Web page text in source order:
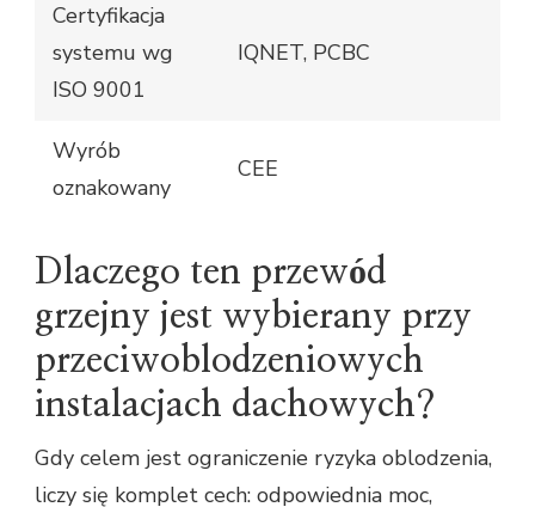
Certyfikacja
systemu wg
ISO 9001
IQNET, PCBC
Wyrób
oznakowany
CEE
Dlaczego ten przewód
grzejny jest wybierany przy
przeciwoblodzeniowych
instalacjach dachowych?
Gdy celem jest ograniczenie ryzyka oblodzenia,
liczy się komplet cech: odpowiednia moc,